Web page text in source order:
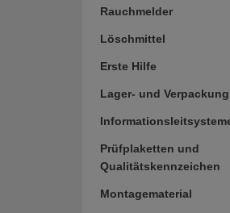
Rauchmelder
Löschmittel
Erste Hilfe
Lager- und
Prüfplaketten und
Qualitätskennzeichen
Montagematerial